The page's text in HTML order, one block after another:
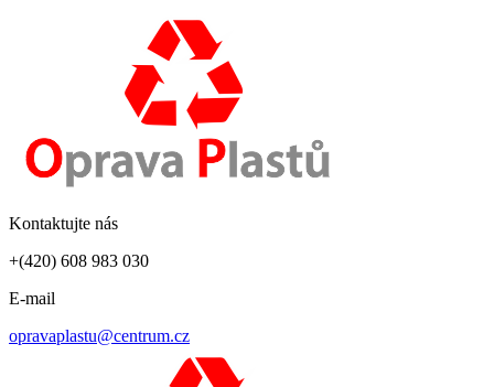
Kontaktujte nás
+(420) 608 983 030
E-mail
opravaplastu@centrum.cz